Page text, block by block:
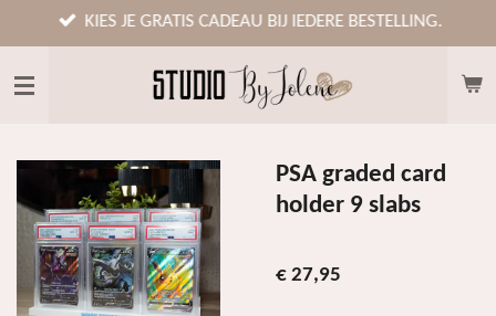
direct
naar
KIES JE GRATIS CADEAU BIJ IEDERE BESTELLING.
PSA graded card
holder 9 slabs
€ 27,95